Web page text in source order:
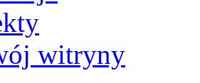
witryny